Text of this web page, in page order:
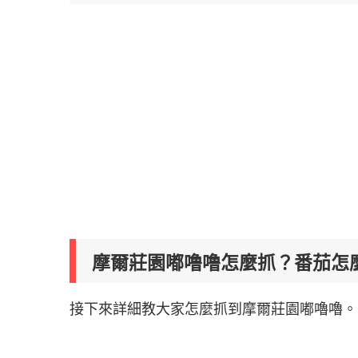
摩爾莊園嘟噜噜怎麼抓？番茄怎
接下來詳細教大家怎麼抓到摩爾莊園嘟嚕嚕。